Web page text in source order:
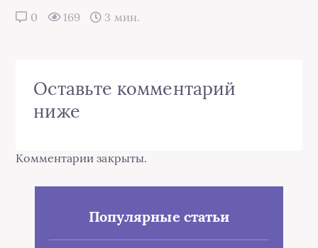
0 169 3 мин.
Оставьте комментарий
ниже
Комментарии закрыты.
Популярные статьи